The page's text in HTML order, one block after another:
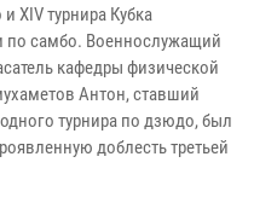
ХIV турнира Кубка
по самбо. Военнослужащий
кафедры физической
Антон, ставший
турнира по дзюдо, был
доблесть третьей